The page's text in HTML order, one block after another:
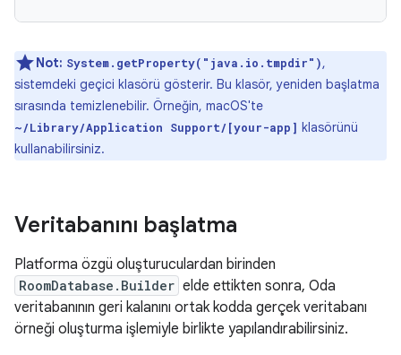
Not: System.getProperty("java.io.tmpdir"),
sistemdeki geçici klasörü gösterir. Bu klasör, yeniden başlatma
sırasında temizlenebilir. Örneğin, macOS'te
~/Library/Application Support/[your-app] klasörünü
kullanabilirsiniz.
Veritabanını başlatma
Platforma özgü oluşturuculardan birinden
RoomDatabase.Builder elde ettikten sonra, Oda
veritabanının geri kalanını ortak kodda gerçek veritabanı
örneği oluşturma işlemiyle birlikte yapılandırabilirsiniz.